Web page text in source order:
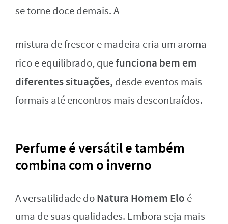
se torne doce demais. A
mistura de frescor e madeira cria um aroma
rico e equilibrado, quefunciona bem em
diferentes situações, desde eventos mais
formais até encontros mais descontraídos.
Perfume é versátil e também
combina com o inverno
A versatilidade doNatura Homem Elo é
uma de suas qualidades. Embora seja mais